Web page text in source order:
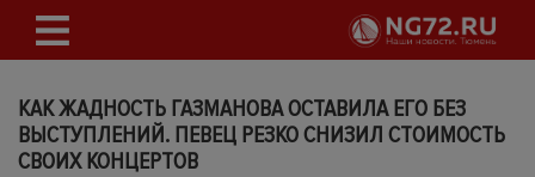
КАК ЖАДНОСТЬ ГАЗМАНОВА ОСТАВИЛА ЕГО БЕЗ
ВЫСТУПЛЕНИЙ. ПЕВЕЦ РЕЗКО СНИЗИЛ СТОИМОСТЬ
СВОИХ КОНЦЕРТОВ